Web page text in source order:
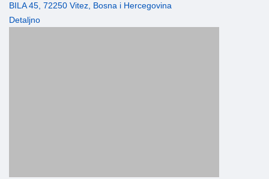
BILA 45, 72250 Vitez, Bosna i Hercegovina
Detaljno